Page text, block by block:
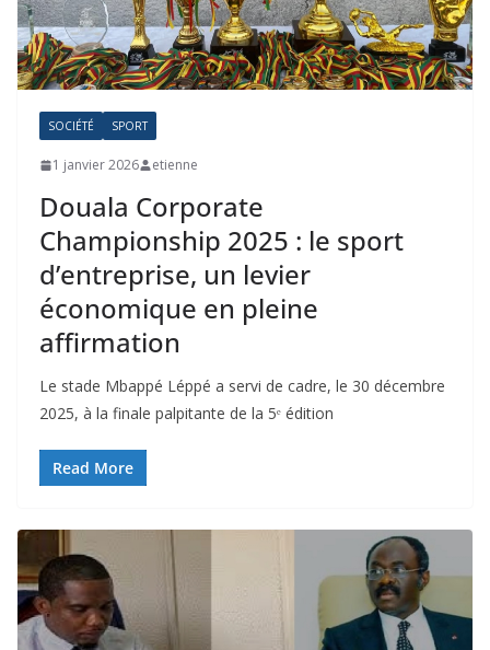
SOCIÉTÉ SPORT
1 janvier 2026 etienne
Douala Corporate
Championship 2025 : le sport
d’entreprise, un levier
économique en pleine
affirmation
Le stade Mbappé Léppé a servi de cadre, le 30 décembre
2025, à la finale palpitante de la 5ᵉ édition
Read More